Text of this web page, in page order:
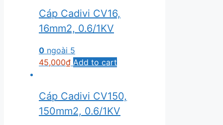
Cáp Cadivi CV16,
16mm2, 0.6/1KV
0 ngoài 5
45,000₫ Add to cart
Cáp Cadivi CV150,
150mm2, 0.6/1KV